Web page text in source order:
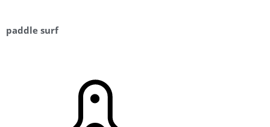
paddle surf